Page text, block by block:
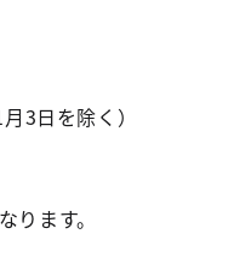
3日を除く）
ます。